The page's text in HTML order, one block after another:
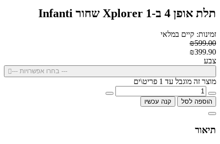
תלת אופן 4 ב-1 Xplorer שחור Infanti
זמינות: קיים במלאי
₪599.00
₪399.90
צבע
--- בחרו אפשרויות ---
מוצר זה מוגבל עד 1 פריט\ים
הוספה לסל קנה עכשיו
תיאור